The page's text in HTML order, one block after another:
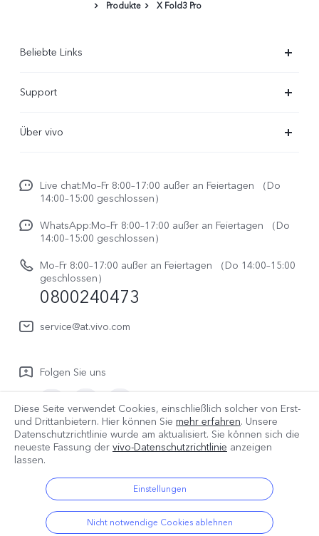
Produkte X Fold3 Pro
Beliebte Links
X300
V70 FE
vivo Buds Air3
Support
Funtouch OS
IMEI-Authentifizierung
System Verbesserung
Reparaturerfassung
Benutzerhandbuch
Log aktualisieren
LUTs für Log-Wiederherstellung
Über vivo
Impressum
Rechtliche Hinweise
vivo Datenschutzcenter
Live chat:Mo–Fr 8:00–17:00 außer an Feiertagen （Do
14:00–15:00 geschlossen）
WhatsApp:Mo–Fr 8:00–17:00 außer an Feiertagen （Do
14:00–15:00 geschlossen）
Mo–Fr 8:00–17:00 außer an Feiertagen （Do 14:00–15:00
geschlossen）
0800240473
service@at.vivo.com
Folgen Sie uns
Österreich | Land/Region auswählen
vorbehalten.
Diese Seite verwendet Cookies, einschließlich solcher von Erst-
und Drittanbietern. Hier können Sie mehr erfahren. Unsere
Datenschutzrichtlinie wurde am aktualisiert. Sie können sich die
neueste Fassung der vivo-Datenschutzrichtlinie anzeigen
lassen.
Einstellungen
Nicht notwendige Cookies ablehnen